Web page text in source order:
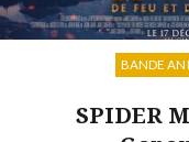
SPIDER
BANDE